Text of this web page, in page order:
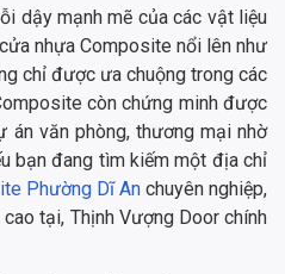
dậy mạnh mẽ của các vật liệu
nhựa Composite nổi lên như
chỉ được ưa chuộng trong các
còn chứng minh được
án văn phòng, thương mại nhờ
bạn đang tìm kiếm một địa chỉ
Phường Dĩ An chuyên nghiệp,
tại, Thịnh Vượng Door chính